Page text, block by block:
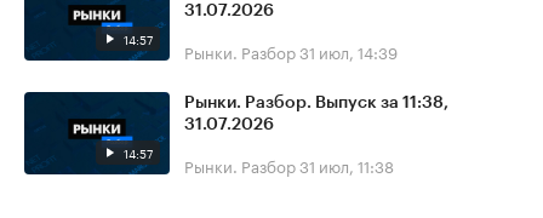
14:57
31.07.2026
Рынки. Разбор31 июл, 14:39
14:57
Рынки. Разбор. Выпуск за 11:38,
31.07.2026
Рынки. Разбор31 июл, 11:38